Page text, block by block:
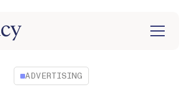
ADVERTISING